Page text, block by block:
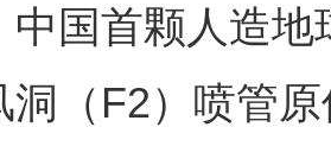
中国首颗人造
洞（F2）喷管